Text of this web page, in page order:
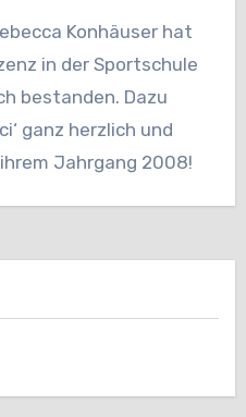
Konhäuser hat
in der Sportschule
bestanden. Dazu
ganz herzlich und
Jahrgang 2008!